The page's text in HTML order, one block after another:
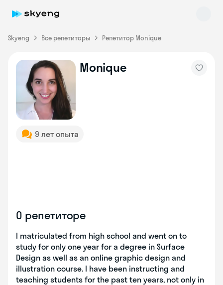
Skyeng Все репетиторы Репетитор Monique
Monique
9 лет опыта
О репетиторе
I matriculated from high school and went on to
study for only one year for a degree in Surface
Design as well as an online graphic design and
illustration course. I have been instructing and
teaching students for the past ten years, not only in
Skyeng Chat
online